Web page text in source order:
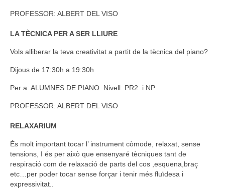
PROFESSOR: ALBERT DEL VISO
LA TÈCNICA PER A SER LLIURE
Vols alliberar la teva creativitat a partit de la tècnica del piano?
Dijous de 17:30h a 19:30h
Per a: ALUMNES DE PIANO Nivell: PR2 i NP
PROFESSOR: ALBERT DEL VISO
RELAXARIUM
És molt important tocar l’ instrument còmode, relaxat, sense
tensions, I és per això que ensenyaré tècniques tant de
respiració com de relaxació de parts del cos ,esquena,braç
etc…per poder tocar sense forçar i tenir més fluïdesa i
expressivitat..